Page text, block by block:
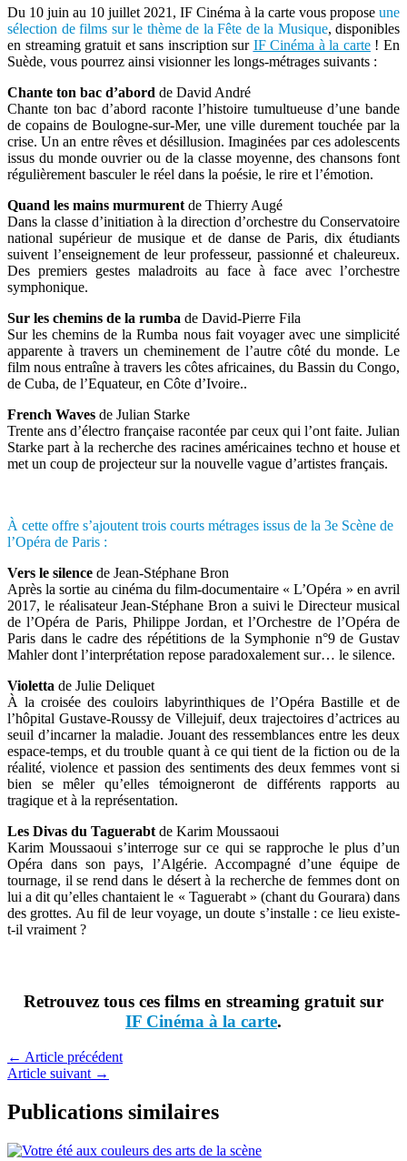
Du 10 juin au 10 juillet 2021, IF Cinéma à la carte vous propose une
sélection de films sur le thème de la Fête de la Musique, disponibles
en streaming gratuit et sans inscription sur IF Cinéma à la carte! En
Suède, vous pourrez ainsi visionner les longs-métrages suivants :
Chante ton bac d’abord de David André
Chante ton bac d’abord raconte l’histoire tumultueuse d’une bande
de copains de Boulogne-sur-Mer, une ville durement touchée par la
crise. Un an entre rêves et désillusion. Imaginées par ces adolescents
issus du monde ouvrier ou de la classe moyenne, des chansons font
régulièrement basculer le réel dans la poésie, le rire et l’émotion.
Quand les mains murmurent de Thierry Augé
Dans la classe d’initiation à la direction d’orchestre du Conservatoire
national supérieur de musique et de danse de Paris, dix étudiants
suivent l’enseignement de leur professeur, passionné et chaleureux.
Des premiers gestes maladroits au face à face avec l’orchestre
symphonique.
Sur les chemins de la rumba de David-Pierre Fila
Sur les chemins de la Rumba nous fait voyager avec une simplicité
apparente à travers un cheminement de l’autre côté du monde. Le
film nous entraîne à travers les côtes africaines, du Bassin du Congo,
de Cuba, de l’Equateur, en Côte d’Ivoire..
French Waves de Julian Starke
Trente ans d’électro française racontée par ceux qui l’ont faite. Julian
Starke part à la recherche des racines américaines techno et house et
met un coup de projecteur sur la nouvelle vague d’artistes français.
À cette offre s’ajoutent trois courts métrages issus de la 3e Scène de
l’Opéra de Paris :
Vers le silence de Jean-Stéphane Bron
Après la sortie au cinéma du film-documentaire « L’Opéra » en avril
2017, le réalisateur Jean-Stéphane Bron a suivi le Directeur musical
de l’Opéra de Paris, Philippe Jordan, et l’Orchestre de l’Opéra de
Paris dans le cadre des répétitions de la Symphonie n°9 de Gustav
Mahler dont l’interprétation repose paradoxalement sur… le silence.
Violetta de Julie Deliquet
À la croisée des couloirs labyrinthiques de l’Opéra Bastille et de
l’hôpital Gustave-Roussy de Villejuif, deux trajectoires d’actrices au
seuil d’incarner la maladie. Jouant des ressemblances entre les deux
espace-temps, et du trouble quant à ce qui tient de la fiction ou de la
réalité, violence et passion des sentiments des deux femmes vont si
bien se mêler qu’elles témoigneront de différents rapports au
tragique et à la représentation.
Les Divas du Taguerabt de Karim Moussaoui
Karim Moussaoui s’interroge sur ce qui se rapproche le plus d’un
Opéra dans son pays, l’Algérie. Accompagné d’une équipe de
tournage, il se rend dans le désert à la recherche de femmes dont on
lui a dit qu’elles chantaient le « Taguerabt » (chant du Gourara) dans
des grottes. Au fil de leur voyage, un doute s’installe : ce lieu existe-
t-il vraiment ?
Retrouvez tous ces films en streaming gratuit sur
IF Cinéma à la carte.
← Article précédent
Article suivant →
Publications similaires